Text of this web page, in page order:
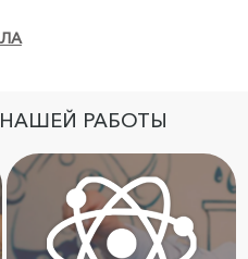
РАБОТЫ